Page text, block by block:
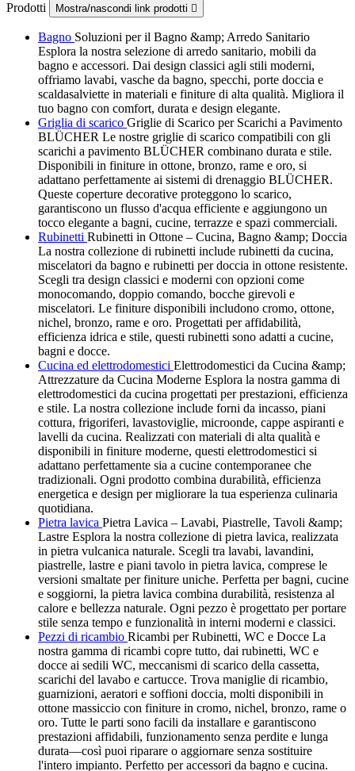
Prodotti Mostra/nascondi link prodotti 
Bagno Soluzioni per il Bagno &amp; Arredo Sanitario
Esplora la nostra selezione di arredo sanitario, mobili da
bagno e accessori. Dai design classici agli stili moderni,
offriamo lavabi, vasche da bagno, specchi, porte doccia e
scaldasalviette in materiali e finiture di alta qualità. Migliora il
tuo bagno con comfort, durata e design elegante.
Griglia di scarico Griglie di Scarico per Scarichi a Pavimento
BLÜCHER Le nostre griglie di scarico compatibili con gli
scarichi a pavimento BLÜCHER combinano durata e stile.
Disponibili in finiture in ottone, bronzo, rame e oro, si
adattano perfettamente ai sistemi di drenaggio BLÜCHER.
Queste coperture decorative proteggono lo scarico,
garantiscono un flusso d'acqua efficiente e aggiungono un
tocco elegante a bagni, cucine, terrazze e spazi commerciali.
Rubinetti Rubinetti in Ottone – Cucina, Bagno &amp; Doccia
La nostra collezione di rubinetti include rubinetti da cucina,
miscelatori da bagno e rubinetti per doccia in ottone resistente.
Scegli tra design classici e moderni con opzioni come
monocomando, doppio comando, bocche girevoli e
miscelatori. Le finiture disponibili includono cromo, ottone,
nichel, bronzo, rame e oro. Progettati per affidabilità,
efficienza idrica e stile, questi rubinetti sono adatti a cucine,
bagni e docce.
Cucina ed elettrodomestici Elettrodomestici da Cucina &amp;
Attrezzature da Cucina Moderne Esplora la nostra gamma di
elettrodomestici da cucina progettati per prestazioni, efficienza
e stile. La nostra collezione include forni da incasso, piani
cottura, frigoriferi, lavastoviglie, microonde, cappe aspiranti e
lavelli da cucina. Realizzati con materiali di alta qualità e
disponibili in finiture moderne, questi elettrodomestici si
adattano perfettamente sia a cucine contemporanee che
tradizionali. Ogni prodotto combina durabilità, efficienza
energetica e design per migliorare la tua esperienza culinaria
quotidiana.
Pietra lavica Pietra Lavica – Lavabi, Piastrelle, Tavoli &amp;
Lastre Esplora la nostra collezione di pietra lavica, realizzata
in pietra vulcanica naturale. Scegli tra lavabi, lavandini,
piastrelle, lastre e piani tavolo in pietra lavica, comprese le
versioni smaltate per finiture uniche. Perfetta per bagni, cucine
e soggiorni, la pietra lavica combina durabilità, resistenza al
calore e bellezza naturale. Ogni pezzo è progettato per portare
stile senza tempo e funzionalità in interni moderni e classici.
Pezzi di ricambio Ricambi per Rubinetti, WC e Docce La
nostra gamma di ricambi copre tutto, dai rubinetti, WC e
docce ai sedili WC, meccanismi di scarico della cassetta,
scarichi del lavabo e cartucce. Trova maniglie di ricambio,
guarnizioni, aeratori e soffioni doccia, molti disponibili in
ottone massiccio con finiture in cromo, nichel, bronzo, rame o
oro. Tutte le parti sono facili da installare e garantiscono
prestazioni affidabili, funzionamento senza perdite e lunga
durata—così puoi riparare o aggiornare senza sostituire
l'intero impianto. Perfetto per accessori da bagno e cucina.